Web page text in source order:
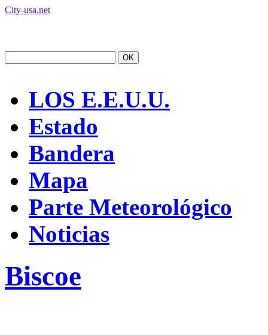
City-usa.net
LOS E.E.U.U.
Estado
Bandera
Mapa
Parte Meteorológico
Noticias
Biscoe